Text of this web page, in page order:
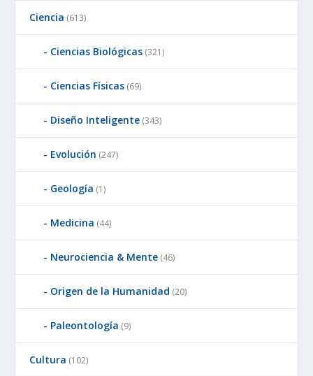
Ciencia (613)
Ciencias Biológicas (321)
Ciencias Físicas (69)
Diseño Inteligente (343)
Evolución (247)
Geología (1)
Medicina (44)
Neurociencia & Mente (46)
Origen de la Humanidad (20)
Paleontología (9)
Cultura (102)